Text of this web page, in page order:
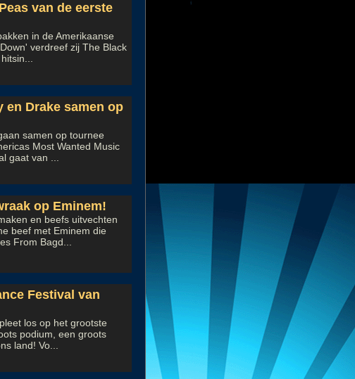
van de eerste
in de Amerikaanse
verdreef zij The Black
en Drake samen op
samen op tournee
Most Wanted Music
gaat van ...
op Eminem!
en beefs uitvechten
beef met Eminem die
From Bagd...
Festival van
los op het grootste
podium, een groots
land! Vo...